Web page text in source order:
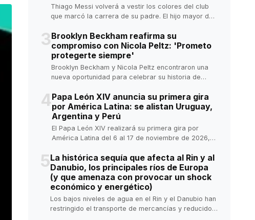
Thiago Messi volverá a vestir los colores del club
que marcó la carrera de su padre. El hijo mayor de
academia del Inter Miami para incorporarse al
equipo Sub-14 del FC Barcelona a partir de
noviembre de 2026, cuando cumpla 14 años.
3Brooklyn Beckham reafirma su
compromiso con Nicola Peltz: 'Prometo
protegerte siempre'
Brooklyn Beckham y Nicola Peltz encontraron una
nueva oportunidad para celebrar su historia de
renovación de sus votos matrimoniales con
románticas publicaciones.
4Papa León XIV anuncia su primera gira
por América Latina: se alistan Uruguay,
Argentina y Perú
El Papa León XIV realizará su primera gira por
América Latina del 6 al 17 de noviembre de 2026,
el papa permanecerá siete días, la visita más larga
en la historia del país.
5La histórica sequía que afecta al Rin y al
Danubio, los principales ríos de Europa
(y que amenaza con provocar un shock
económico y energético)
Los bajos niveles de agua en el Rin y el Danubio han
restringido el transporte de mercancías y reducido